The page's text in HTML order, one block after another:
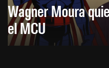
Wagner Moura
el MCU